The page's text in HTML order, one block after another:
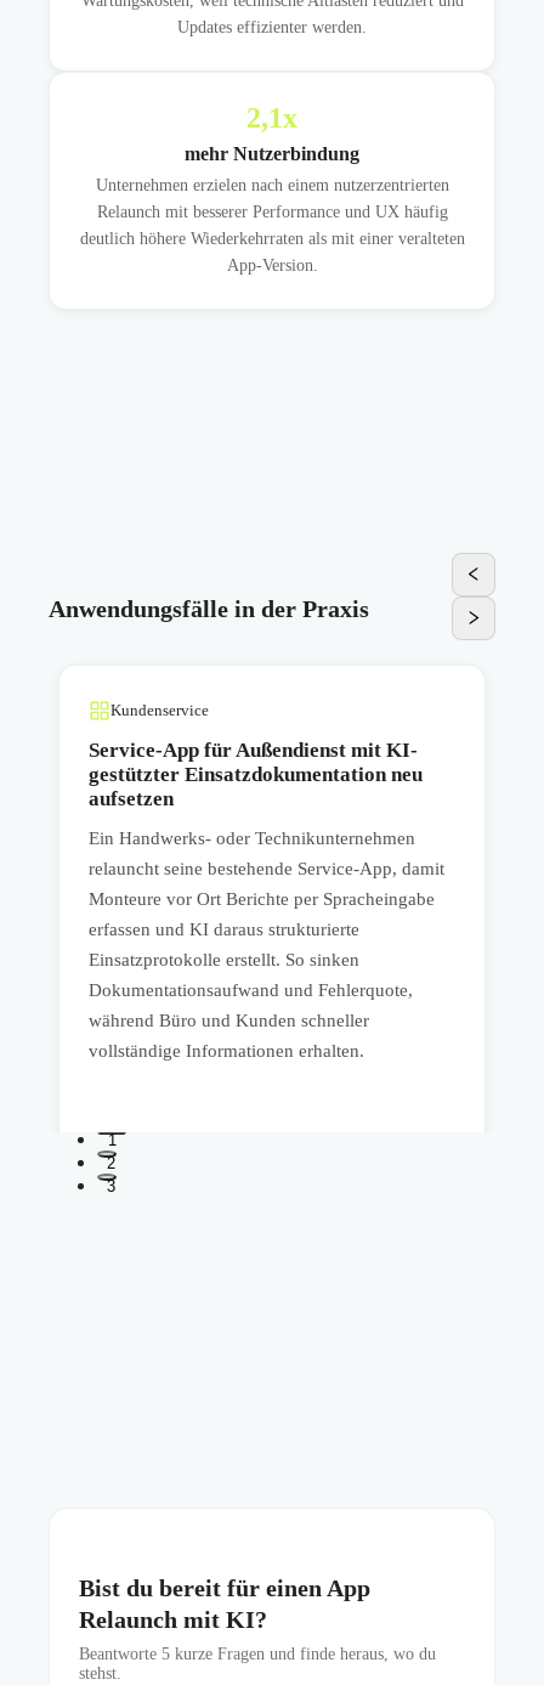
Updates effizienter werden.
2,1x
mehr Nutzerbindung
Unternehmen erzielen nach einem nutzerzentrierten
Relaunch mit besserer Performance und UX häufig
deutlich höhere Wiederkehrraten als mit einer veralteten
App-Version.
Anwendungsfälle in der Praxis
Kundenservice
Service-App für Außendienst mit KI-
gestützter Einsatzdokumentation neu
aufsetzen
Ein Handwerks- oder Technikunternehmen
relauncht seine bestehende Service-App, damit
Monteure vor Ort Berichte per Spracheingabe
erfassen und KI daraus strukturierte
Einsatzprotokolle erstellt. So sinken
Dokumentationsaufwand und Fehlerquote,
während Büro und Kunden schneller
vollständige Informationen erhalten.
1
2
3
Bist du bereit für einen App
Relaunch mit KI?
Beantworte 5 kurze Fragen und finde heraus, wo du
stehst.